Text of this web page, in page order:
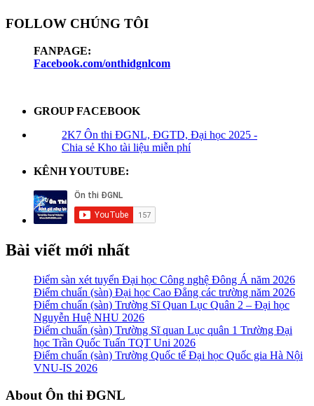
FOLLOW CHÚNG TÔI
FANPAGE:
Facebook.com/onthidgnlcom
GROUP FACEBOOK
2K7 Ôn thi ĐGNL, ĐGTD, Đại học 2025 -
Chia sẻ Kho tài liệu miễn phí
KÊNH YOUTUBE:
Bài viết mới nhất
Điểm sàn xét tuyển Đại học Công nghệ Đông Á năm 2026
Điểm chuẩn (sàn) Đại học Cao Đẳng các trường năm 2026
Điểm chuẩn (sàn) Trường Sĩ Quan Lục Quân 2 – Đại học
Nguyễn Huệ NHU 2026
Điểm chuẩn (sàn) Trường Sĩ quan Lục quân 1 Trường Đại
học Trần Quốc Tuấn TQT Uni 2026
Điểm chuẩn (sàn) Trường Quốc tế Đại học Quốc gia Hà Nội
VNU-IS 2026
Footer
About Ôn thi ĐGNL